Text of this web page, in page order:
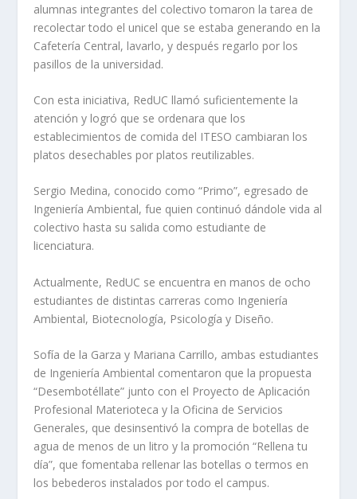
alumnas integrantes del colectivo tomaron la tarea de
recolectar todo el unicel que se estaba generando en la
Cafetería Central, lavarlo, y después regarlo por los
pasillos de la universidad.
Con esta iniciativa, RedUC llamó suficientemente la
atención y logró que se ordenara que los
establecimientos de comida del ITESO cambiaran los
platos desechables por platos reutilizables.
Sergio Medina, conocido como “Primo”, egresado de
Ingeniería Ambiental, fue quien continuó dándole vida al
colectivo hasta su salida como estudiante de
licenciatura.
Actualmente, RedUC se encuentra en manos de ocho
estudiantes de distintas carreras como Ingeniería
Ambiental, Biotecnología, Psicología y Diseño.
Sofía de la Garza y Mariana Carrillo, ambas estudiantes
de Ingeniería Ambiental comentaron que la propuesta
“Desembotéllate” junto con el Proyecto de Aplicación
Profesional Materioteca y la Oficina de Servicios
Generales, que desinsentivó la compra de botellas de
agua de menos de un litro y la promoción “Rellena tu
día”, que fomentaba rellenar las botellas o termos en
los bebederos instalados por todo el campus.